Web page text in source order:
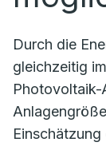
Durch die
gleichzeitig
Photovoltaik-